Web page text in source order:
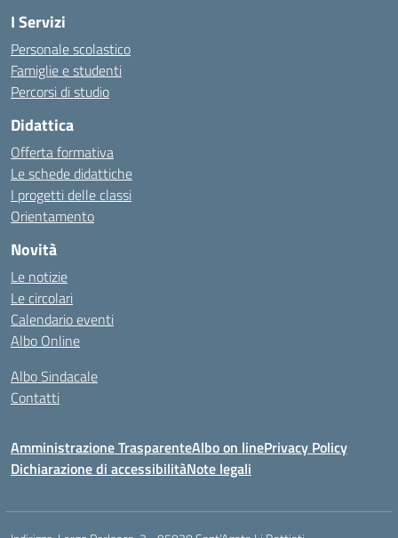
I Servizi
Personale scolastico
Famiglie e studenti
Percorsi di studio
Didattica
Offerta formativa
Le schede didattiche
I progetti delle classi
Orientamento
Novità
Le notizie
Le circolari
Calendario eventi
Albo Online
Albo Sindacale
Contatti
Amministrazione TrasparenteAlbo on linePrivacy Policy
Dichiarazione di accessibilitàNote legali